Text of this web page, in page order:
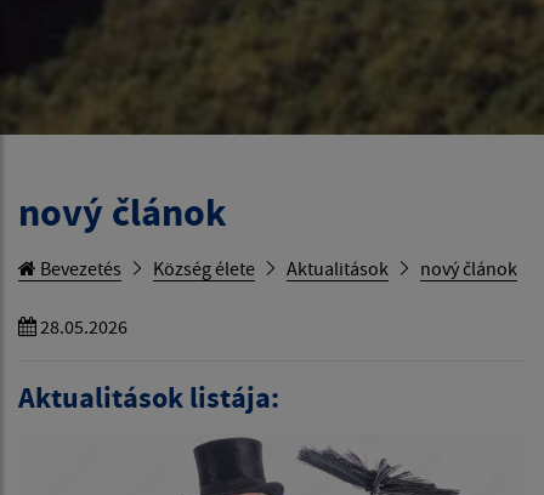
nový článok
Bevezetés Község élete Aktualitások nový článok
28.05.2026
Aktualitások listája: